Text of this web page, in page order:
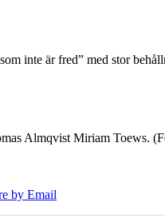
inte är fred” med stor
Almqvist Miriam Toews.
by Email